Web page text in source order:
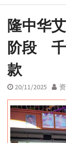
隆中华
阶段 千
款
20/11/2025